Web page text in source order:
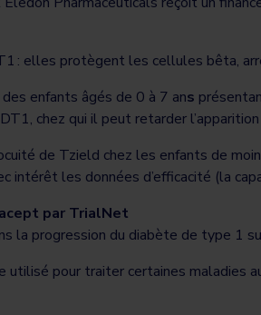
: elles protègent les cellules bêta,
des enfants âgés de 0 à 7 ans
chez qui il peut retarder
de Tzield chez les enfants de
les données d’efficacité (la
par TrialNet
la progression du diabète de type 1
utilisé pour traiter certaines